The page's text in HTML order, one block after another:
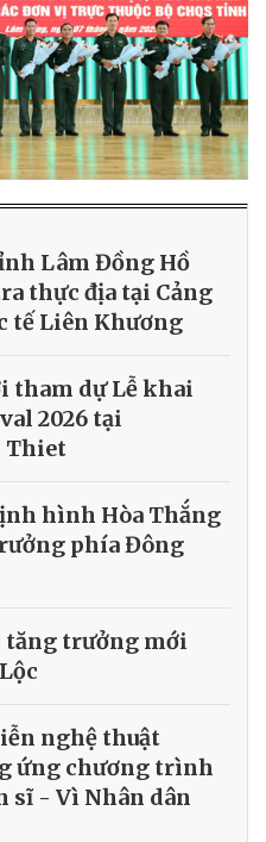
Lâm Đồng Hồ
thực địa tại Cảng
tế Liên Khương
tham dự Lễ khai
2026 tại
Thiet
hình Hòa Thắng
phía Đông
tăng trưởng mới
nghệ thuật
ứng chương trình
sĩ - Vì Nhân dân